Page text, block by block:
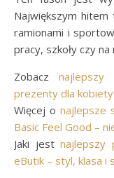
Największym
ramionami i
pracy, szkoły czy na
Zobacznajlepszy
prezenty dla kobiety
Więcej o najlepsze
Basic Feel Good –
Jaki jest najlepszy
eButik – styl, klasa i